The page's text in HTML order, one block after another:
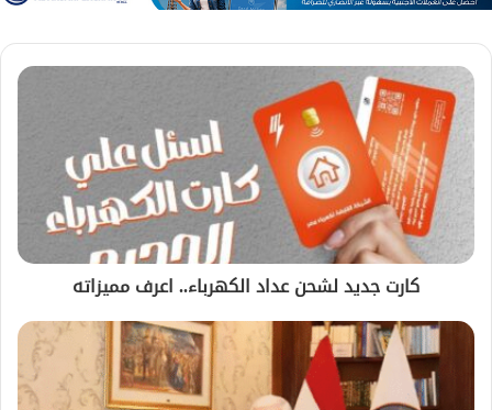
كارت جديد لشحن عداد الكهرباء.. اعرف مميزاته